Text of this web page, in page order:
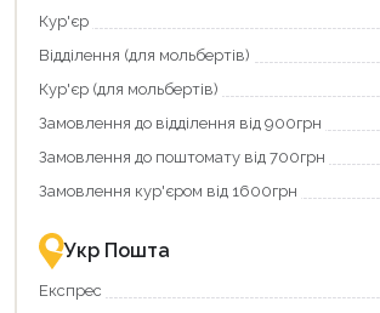
щоб
зекономити
та
отримати
переваги!
картою
єКнига
–
зручно
та
«Національний
кешбек»
та
отримуйте
повернення
Економте
більше
разом
державною
підтримкою!
Кур'єр
Відділення (для мольбертів)
Кур'єр (для мольбертів)
Замовлення до відділення від 900грн
Замовлення до поштомату від 700грн
Замовлення кур'єром від 1600грн
Укр Пошта
Експрес